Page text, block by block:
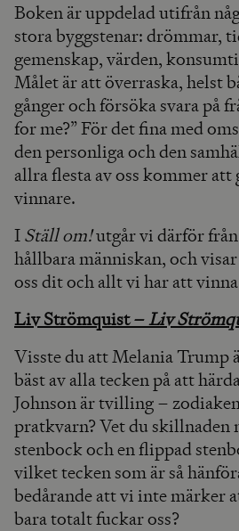
Boken är uppdelad utifrån
stora byggstenar: drömmar,
gemenskap, värden,
Målet är att överraska, helst
gånger och försöka svara på
for me?” För det fina med
den personliga och den
allra flesta av oss kommer att
vinnare.
I Ställ om!utgår vi därför
hållbara människan, och
oss dit och allt vi har att
Liv Strömquist –Liv
Visste du att Melania Trump
bäst av alla tecken på att
Johnson är tvilling –
pratkvarn? Vet du skillnaden
stenbock och en flippad
vilket tecken som är så
bedårande att vi inte märker
bara totalt fuckar oss?